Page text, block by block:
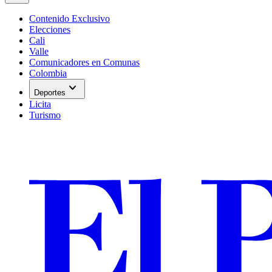
Contenido Exclusivo
Elecciones
Cali
Valle
Comunicadores en Comunas
Colombia
Deportes expand_more
Licita
Turismo